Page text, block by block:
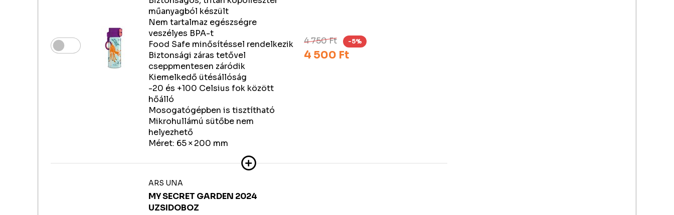
műanyagból készült
Nem tartalmaz egészségre
veszélyes BPA-t
Food Safe minősítéssel rendelkezik
Biztonsági záras tetővel
cseppmentesen záródik
Kiemelkedő ütésállóság
-20 és +100 Celsius fok között
hőálló
Mosogatógépben is tisztítható
Mikrohullámú sütőbe nem
helyezhető
Méret: 65 × 200 mm
4 750 Ft -5%
4 500 Ft
ARS UNA
MY SECRET GARDEN 2024
UZSIDOBOZ